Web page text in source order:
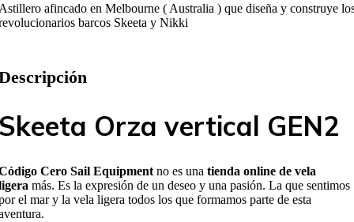
afincado en Melbourne ( Australia ) que diseña y construye
barcos Skeeta y Nikki
Orza vertical GEN2
Cero Sail Equipment no es una tienda online de vela
más. Es la expresión de un deseo y una pasión. La que sentimos
el mar y la vela ligera todos los que formamos parte de esta